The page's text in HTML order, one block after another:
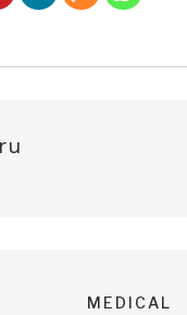
MEDICAL